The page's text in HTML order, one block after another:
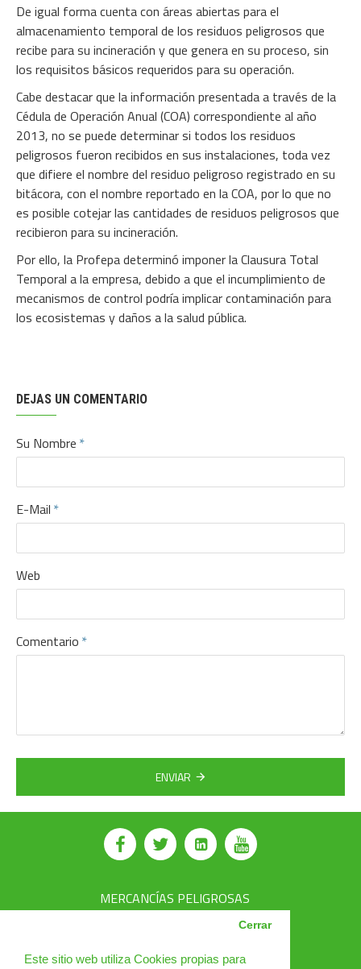
Este sitio web utiliza Cookies propias para
Cerrar
De igual forma cuenta con áreas abiertas para el
almacenamiento temporal de los residuos peligrosos que
recibe para su incineración y que genera en su proceso, sin
los requisitos básicos requeridos para su operación.
Cabe destacar que la información presentada a través de la
Cédula de Operación Anual (COA) correspondiente al año
2013, no se puede determinar si todos los residuos
peligrosos fueron recibidos en sus instalaciones, toda vez
que difiere el nombre del residuo peligroso registrado en su
bitácora, con el nombre reportado en la COA, por lo que no
es posible cotejar las cantidades de residuos peligrosos que
recibieron para su incineración.
Por ello, la Profepa determinó imponer la Clausura Total
Temporal a la empresa, debido a que el incumplimiento de
mecanismos de control podría implicar contaminación para
los ecosistemas y daños a la salud pública.
DEJAS UN COMENTARIO
Su Nombre
E-Mail
Web
Comentario
ENVIAR
MERCANCÍAS PELIGROSAS
PRODUCTOS